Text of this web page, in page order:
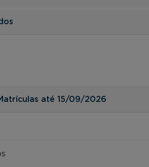
até 15/09/2026